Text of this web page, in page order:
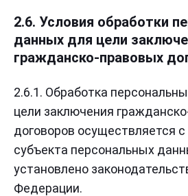
2.6. Условия обработки
данных для цели
гражданско-правовых
2.6.1. Обработка
цели заключения
договоров осуществляется с
субъекта персональных
установлено
Федерации.